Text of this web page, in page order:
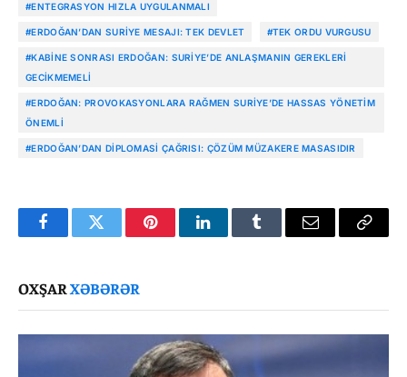
#ENTEGRASYON HIZLA UYGULANMALI
#ERDOĞAN’DAN SURIYE MESAJI: TEK DEVLET #TEK ORDU VURGUSU
#KABINE SONRASI ERDOĞAN: SURIYE’DE ANLAŞMANIN GEREKLERI
GECIKMEMELI
#ERDOĞAN: PROVOKASYONLARA RAĞMEN SURIYE’DE HASSAS YÖNETIM
ÖNEMLI
#ERDOĞAN’DAN DIPLOMASI ÇAĞRISI: ÇÖZÜM MÜZAKERE MASASIDIR
FacebookTwitter PinterestLinkedInTumblr Email
Copy
OXŞARXƏBƏRƏR